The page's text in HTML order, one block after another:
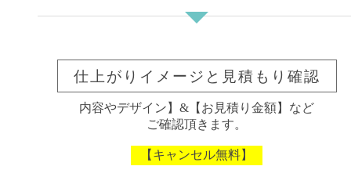
仕上がりイメージと見積もり確認
内容やデザイン】&【お見積り金額】など
ご確認頂きます。
【キャンセル無料】